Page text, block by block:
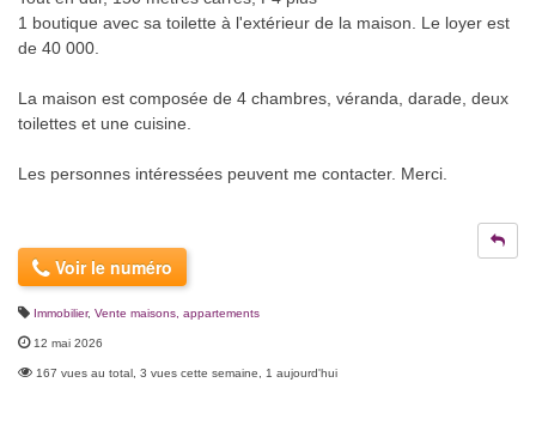
1 boutique avec sa toilette à l'extérieur de la maison. Le loyer est
de 40 000.
La maison est composée de 4 chambres, véranda, darade, deux
toilettes et une cuisine.
Les personnes intéressées peuvent me contacter. Merci.
Voir le numéro
Immobilier, Vente maisons, appartements
12 mai 2026
167 vues au total, 3 vues cette semaine, 1 aujourd'hui